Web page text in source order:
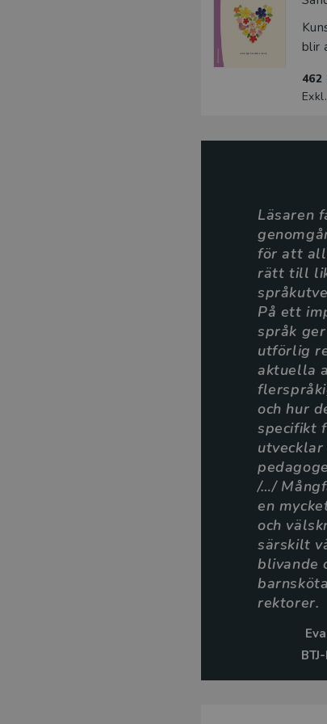
blir
462
Läsaren
för att
rätt till
På ett
språk
utförlig
aktuella
och hur
specifikt
utvecklar
/…/
en
och
särskilt
blivande
rektorer.